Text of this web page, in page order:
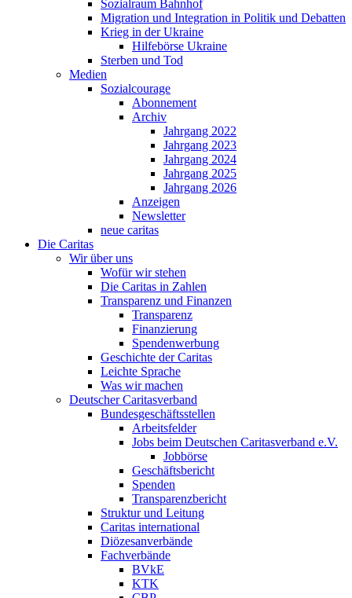
Sozialraum Bahnhof
Migration und Integration in Politik und Debatten
Krieg in der Ukraine
Hilfebörse Ukraine
Sterben und Tod
Medien
Sozialcourage
Abonnement
Archiv
Jahrgang 2022
Jahrgang 2023
Jahrgang 2024
Jahrgang 2025
Jahrgang 2026
Anzeigen
Newsletter
neue caritas
Die Caritas
Wir über uns
Wofür wir stehen
Die Caritas in Zahlen
Transparenz und Finanzen
Transparenz
Finanzierung
Spendenwerbung
Geschichte der Caritas
Leichte Sprache
Was wir machen
Deutscher Caritasverband
Bundesgeschäftsstellen
Arbeitsfelder
Jobs beim Deutschen Caritasverband e.V.
Jobbörse
Geschäftsbericht
Spenden
Transparenzbericht
Struktur und Leitung
Caritas international
Diözesanverbände
Fachverbände
BVkE
KTK